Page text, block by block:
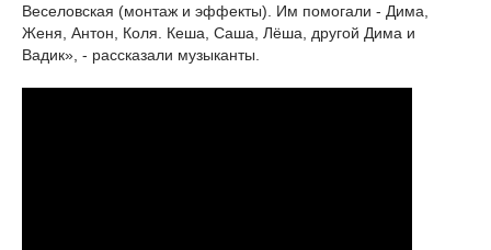
Веселовская (монтаж и эффекты). Им помогали - Дима,
Женя, Антон, Коля. Кеша, Саша, Лёша, другой Дима и
Вадик», - рассказали музыканты.